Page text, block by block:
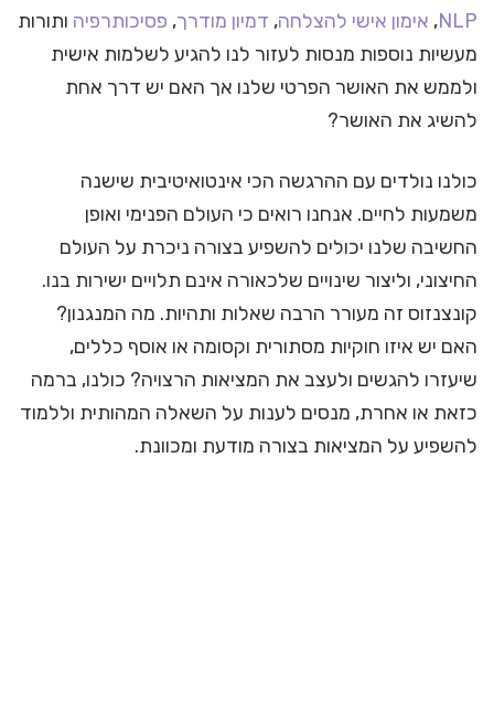
NLP
, אימון אישי להצלחה, דמיון מודרך, פסיכותרפיה ותורות
מעשיות נוספות מנסות לעזור לנו להגיע לשלמות אישית
ולממש את האושר הפרטי שלנו אך האם יש דרך אחת
להשיג את האושר?
כולנו נולדים עם ההרגשה הכי אינטואיטיבית שישנה
משמעות לחיים. אנחנו רואים כי העולם הפנימי ואופן
החשיבה שלנו יכולים להשפיע בצורה ניכרת על העולם
החיצוני, וליצור שינויים שלכאורה אינם תלויים ישירות בנו.
קונצנזוס זה מעורר הרבה שאלות ותהיות. מה המנגנון?
האם יש איזו חוקיות מסתורית וקסומה או אוסף כללים,
שיעזרו להגשים ולעצב את המציאות הרצויה? כולנו, ברמה
כזאת או אחרת, מנסים לענות על השאלה המהותית וללמוד
להשפיע על המציאות בצורה מודעת ומכוונת.